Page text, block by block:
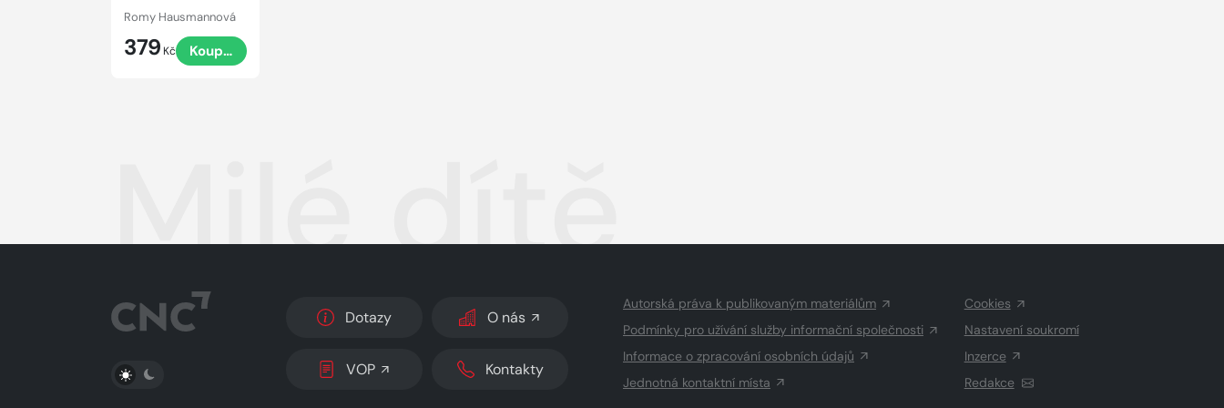
Romy Hausmannová
379 Kč Koupit
Milé dítě
PŘEPNOUT SVĚTLÝ/TMAVÝ REŽIM
Dotazy O nás
VOP Kontakty
Autorská práva k publikovaným materiálům
Podmínky pro užívání služby informační společnosti
Informace o zpracování osobních údajů
Jednotná kontaktní místa
Cookies
Nastavení soukromí
Inzerce
Redakce